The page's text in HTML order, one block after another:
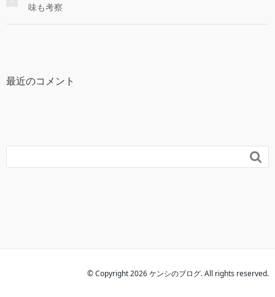
味も考察
最近のコメント

© Copyright 2026 ケンシのブログ. All rights reserved.